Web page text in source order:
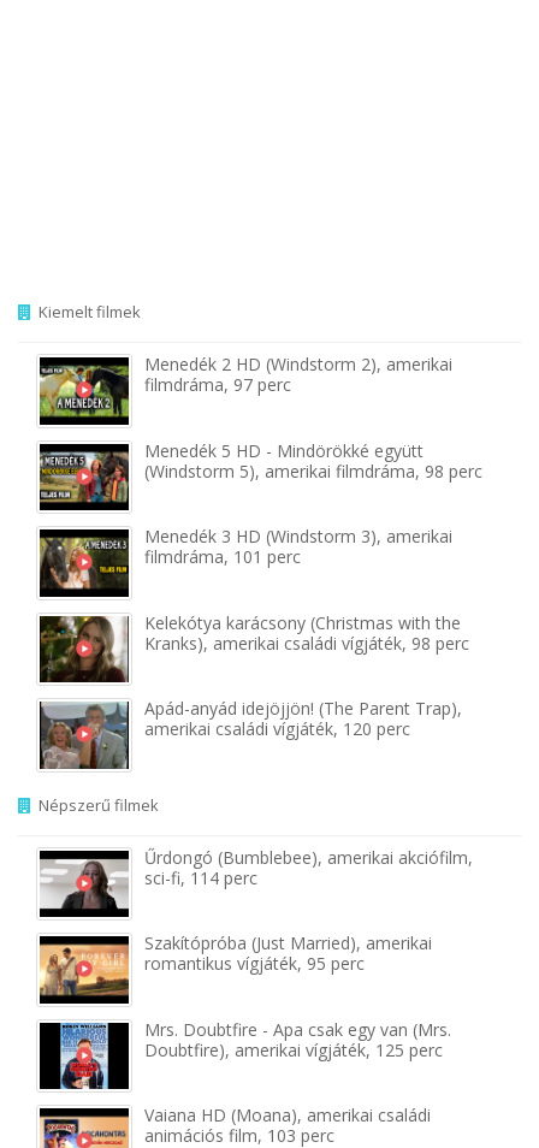
Kiemelt filmek
Menedék 2 HD (Windstorm 2), amerikai
filmdráma, 97 perc
Menedék 5 HD - Mindörökké együtt
(Windstorm 5), amerikai filmdráma, 98 perc
Menedék 3 HD (Windstorm 3), amerikai
filmdráma, 101 perc
Kelekótya karácsony (Christmas with the
Kranks), amerikai családi vígjáték, 98 perc
Apád-anyád idejöjjön! (The Parent Trap),
amerikai családi vígjáték, 120 perc
Népszerű filmek
Űrdongó (Bumblebee), amerikai akciófilm,
sci-fi, 114 perc
Szakítópróba (Just Married), amerikai
romantikus vígjáték, 95 perc
Mrs. Doubtfire - Apa csak egy van (Mrs.
Doubtfire), amerikai vígjáték, 125 perc
Vaiana HD (Moana), amerikai családi
animációs film, 103 perc